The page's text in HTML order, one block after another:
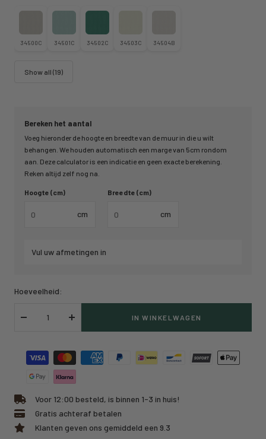
Bereken het aantal
Voeg hieronder de hoogte en breedte van de muur in die u wilt
behangen. We houden automatisch een marge van 5cm rondom
aan. Deze calculator is een indicatie en geen exacte berekening.
Reken altijd zelf nog na.
Hoogte (cm)
cm
Breedte (cm)
cm
Vul uw afmetingen in
34500C 34501C 34502C 34503C 34504B
Show all (19)
Hoeveelheid:
Verlaag
Verhoog
IN WINKELWAGEN
Voor 12:00 besteld, is binnen 1-3 in huis!
Gratis achteraf betalen
Klanten geven ons gemiddeld een 9.3